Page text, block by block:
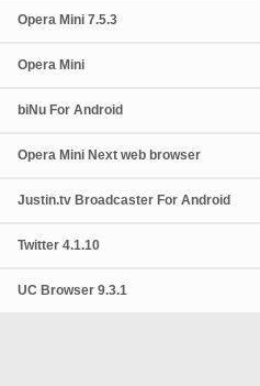
Opera Mini 7.5.3
Opera Mini
biNu For Android
Opera Mini Next web browser
Justin.tv Broadcaster For Android
Twitter 4.1.10
UC Browser 9.3.1